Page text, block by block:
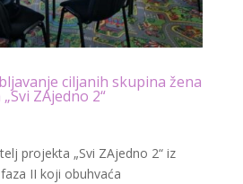
ciljanih skupina žena
ZAjedno 2“
projekta „Svi ZAjedno 2“ iz
II koji obuhvaća